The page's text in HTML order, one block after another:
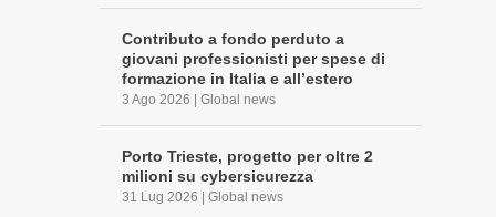
Contributo a fondo perduto a
giovani professionisti per spese di
formazione in Italia e all’estero
3 Ago 2026 |Global news
Porto Trieste, progetto per oltre 2
milioni su cybersicurezza
31 Lug 2026 |Global news